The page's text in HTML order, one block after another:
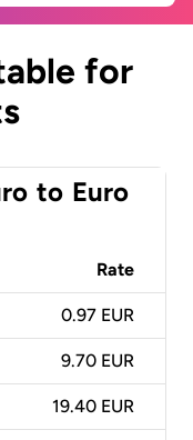
for
to Euro
Rate
0.97 EUR
9.70 EUR
19.40 EUR